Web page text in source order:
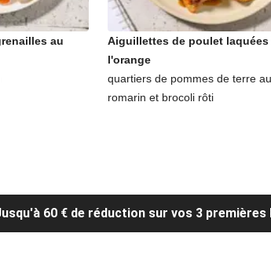
au
Aiguillettes de poulet laquées
l'orange
quartiers de pommes de terre au
romarin et brocoli rôti
60 € de réduction sur vos 3 premières